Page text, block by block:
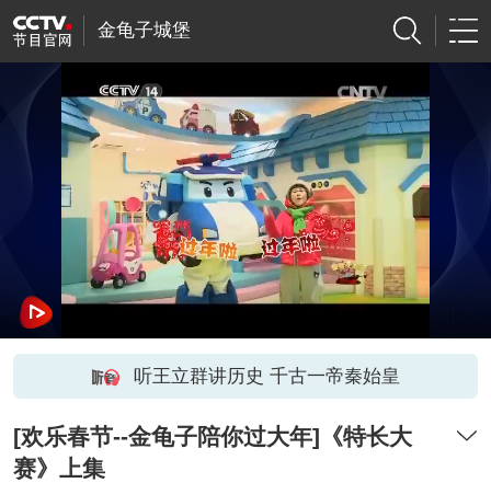
金龟子城堡
听王立群讲历史 千古一帝秦始皇
[欢乐春节--金龟子陪你过大年]《特长大
赛》上集